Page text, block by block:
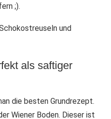
;).
als saftiger
die besten Grundrezept.
Wiener Boden. Dieser ist